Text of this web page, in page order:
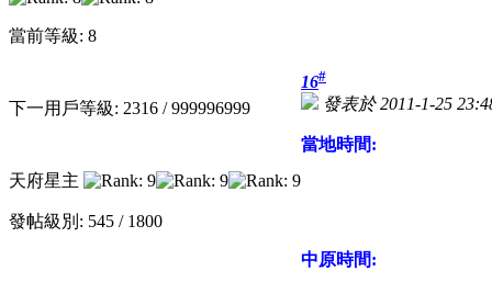
當前等級: 8
下一用戶等級: 2316 / 999996999
天府星主
發帖級別: 545 / 1800
16#
發表於 2011-1-25
當地時間:
中原時間: